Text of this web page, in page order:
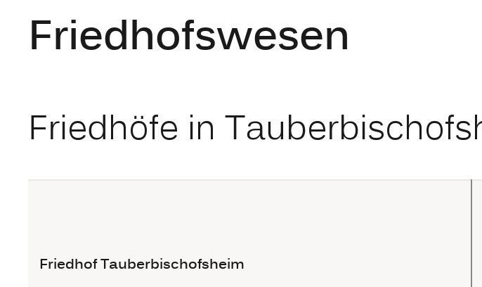
Friedhofswesen
Friedhöfe in
Friedhof Tauberbischofsheim